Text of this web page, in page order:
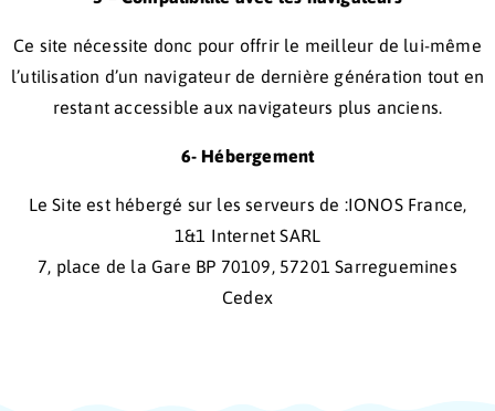
Ce site nécessite donc pour offrir le meilleur de lui-même
l’utilisation d’un navigateur de dernière génération tout en
restant accessible aux navigateurs plus anciens.
6- Hébergement
Le Site est hébergé sur les serveurs de :IONOS France,
1&1 Internet SARL
7, place de la Gare BP 70109, 57201 Sarreguemines
Cedex